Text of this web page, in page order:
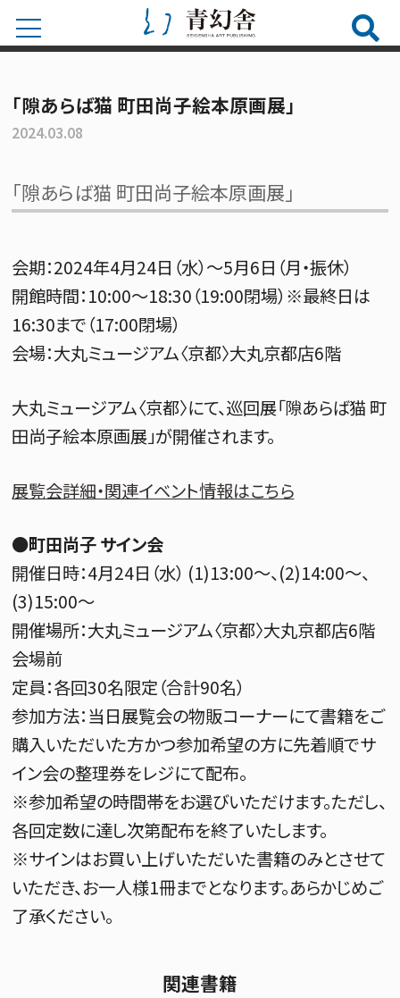
「隙あらば猫 町田尚子絵本原画展」
2024.03.08
「隙あらば猫 町田尚子絵本原画展」
会期：2024年4月24日（水）～5月6日（月・振休）
開館時間：10:00～18:30（19:00閉場）※最終日は
16:30まで（17:00閉場）
会場：大丸ミュージアム〈京都〉大丸京都店6階
大丸ミュージアム〈京都〉にて、巡回展「隙あらば猫 町
田尚子絵本原画展」が開催されます。
展覧会詳細・関連イベント情報はこちら
●町田尚子 サイン会
開催日時：4月24日（水） (1)13:00～、(2)14:00～、
(3)15:00～
開催場所：大丸ミュージアム〈京都〉大丸京都店6階
会場前
定員：各回30名限定（合計90名）
参加方法：当日展覧会の物販コーナーにて書籍をご
購入いただいた方かつ参加希望の方に先着順でサ
イン会の整理券をレジにて配布。
※参加希望の時間帯をお選びいただけます。ただし、
各回定数に達し次第配布を終了いたします。
※サインはお買い上げいただいた書籍のみとさせて
いただき、お一人様1冊までとなります。あらかじめご
了承ください。
関連書籍